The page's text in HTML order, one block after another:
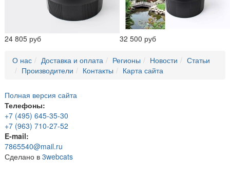
24 805 руб 32 500 руб
О нас Доставка и оплата Регионы Новости
Статьи
Производители
Контакты Карта сайта
Полная версия сайта
Телефоны:
+7 (495) 645-35-30
+7 (963) 710-27-52
E-mail:
7865540@mail.ru
Сделано в 3webcats